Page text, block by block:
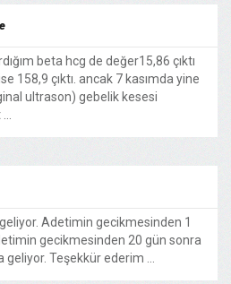
beta hcg de değer15,86 çıktı
158,9 çıktı. ancak 7 kasımda yine
ultrason) gebelik kesesi
Adetimin gecikmesinden 1
gecikmesinden 20 gün sonra
Teşekkür ederim ...